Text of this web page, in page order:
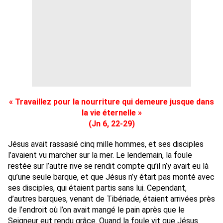
« Travaillez pour la nourriture qui demeure jusque dans
la vie éternelle »
(Jn 6, 22-29)
Jésus avait rassasié cinq mille hommes, et ses disciples
l’avaient vu marcher sur la mer. Le lendemain, la foule
restée sur l’autre rive se rendit compte qu’il n’y avait eu là
qu’une seule barque, et que Jésus n’y était pas monté avec
ses disciples, qui étaient partis sans lui. Cependant,
d’autres barques, venant de Tibériade, étaient arrivées près
de l’endroit où l’on avait mangé le pain après que le
Seigneur eut rendu grâce. Quand la foule vit que Jésus